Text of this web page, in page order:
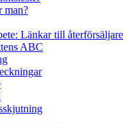
man?
Länkar till återförsäljare
ABC